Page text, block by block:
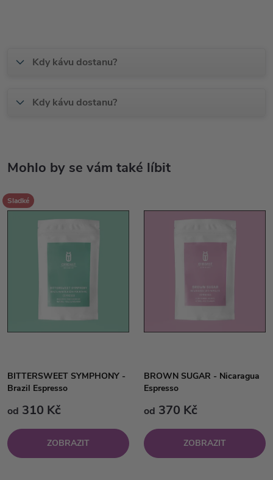
Kdy kávu dostanu?
Kdy kávu dostanu?
Sladké
BITTERSWEET SYMPHONY -
Brazil Espresso
od 310 Kč
ZOBRAZIT
BROWN SUGAR - Nicaragua
Espresso
od 370 Kč
ZOBRAZIT